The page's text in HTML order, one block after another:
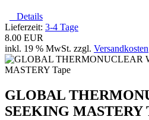
Details
Lieferzeit: 3-4 Tage
8.00 EUR
inkl. 19 % MwSt. zzgl. Versandkosten
GLOBAL
SEEKING MASTERY